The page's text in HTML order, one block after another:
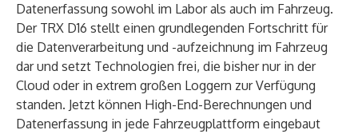
Datenerfassung sowohl im Labor als auch im Fahrzeug.
Der TRX D16 stellt einen grundlegenden Fortschritt für
die Datenverarbeitung und -aufzeichnung im Fahrzeug
dar und setzt Technologien frei, die bisher nur in der
Cloud oder in extrem großen Loggern zur Verfügung
standen. Jetzt können High-End-Berechnungen und
Datenerfassung in jede Fahrzeugplattform eingebaut